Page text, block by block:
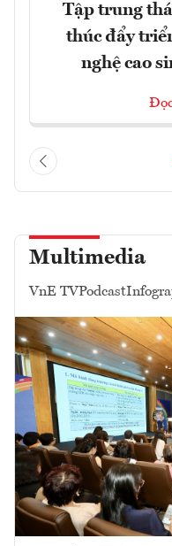
Tập trung
thúc đẩy
nghệ cao
Multimedia
VnE TVPodcast